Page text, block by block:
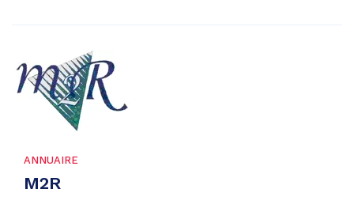
ANNUAIRE
M2R